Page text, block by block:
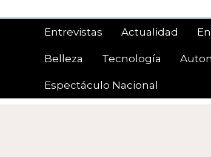
al
contenidoEntrevistas Actualidad
Belleza Tecnología
Espectáculo Nacional